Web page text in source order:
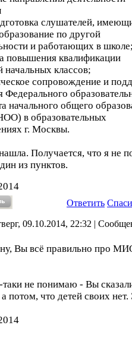
слушателей,
по другой
и работающих в
повышения квалификации
начальных классов;
сопровождение и
Федерального
начального общего
в образовательных
г. Москвы.
Получается, что я не
из пунктов.
Ответить
09.10.2014, 22:32 |
Вы всё правильно про
не понимаю - Вы
а потом, что детей своих нет.